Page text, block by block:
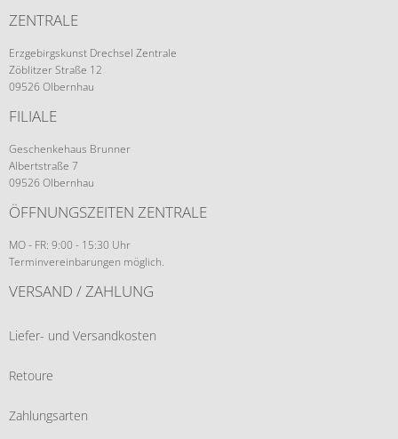
ZENTRALE
Erzgebirgskunst Drechsel Zentrale
Zöblitzer Straße 12
09526 Olbernhau
FILIALE
Geschenkehaus Brunner
Albertstraße 7
09526 Olbernhau
ÖFFNUNGSZEITEN ZENTRALE
MO - FR: 9:00 - 15:30 Uhr
Terminvereinbarungen möglich.
VERSAND / ZAHLUNG
Liefer- und Versandkosten
Retoure
Zahlungsarten